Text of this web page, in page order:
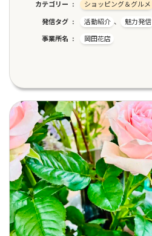
カテゴリー ショッピング＆グルメ
発信タグ
活動紹介 、
魅力発信
事業所名
岡田花店